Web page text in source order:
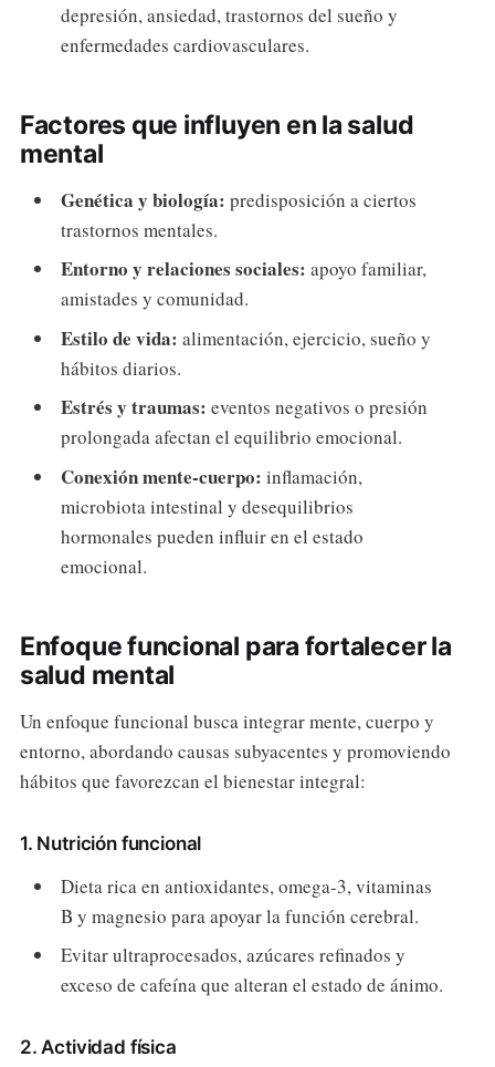
depresión, ansiedad, trastornos del sueño y
enfermedades cardiovasculares.
Factores que influyen en la salud
mental
Genética y biología: predisposición a ciertos
trastornos mentales.
Entorno y relaciones sociales: apoyo familiar,
amistades y comunidad.
Estilo de vida: alimentación, ejercicio, sueño y
hábitos diarios.
Estrés y traumas: eventos negativos o presión
prolongada afectan el equilibrio emocional.
Conexión mente-cuerpo: inflamación,
microbiota intestinal y desequilibrios
hormonales pueden influir en el estado
emocional.
Enfoque funcional para fortalecer la
salud mental
Un enfoque funcional busca integrar mente, cuerpo y
entorno, abordando causas subyacentes y promoviendo
hábitos que favorezcan el bienestar integral:
1. Nutrición funcional
Dieta rica en antioxidantes, omega-3, vitaminas
B y magnesio para apoyar la función cerebral.
Evitar ultraprocesados, azúcares refinados y
exceso de cafeína que alteran el estado de ánimo.
2. Actividad física